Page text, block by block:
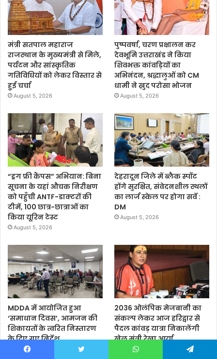
मंत्री सतपाल महाराज
राजस्थान के मुख्यमंत्री से मिले,
पर्यटन और सांस्कृतिक
गतिविधियों को लेकर विस्तार से
हुई चर्चा
August 5, 2026
पुष्पवर्षा, चरण प्रक्षालन कर
देवभूमि उत्तराखंड ने किया
शिवभक्त कांवड़ियों का
अभिनंदन, श्रद्धालुओं को CM
धामी ने ख़ुद परोसा भोजन
August 5, 2026
“ड्रग फ्री कैंपस” अभियान: बिना
सूचना के यहां औचक निरीक्षण
को पहुँची ANTF-डाक्टरों की
टीमें, 100 छात्र-छात्राओं का
किया यूरिन टेस्ट
August 5, 2026
देहरादून जिले में ब्लैक स्पॉट
होंगे सुरक्षित, संवेदनशील स्थलों
का लार्ज स्केल पर होगा सर्वे :
DM
August 5, 2026
MDDA में आयोजित हुआ
‘समाधान दिवस’, आमजन की
शिकायतों के त्वरित निस्तारण
के दिए गए निर्देश
August 4, 2026
2036 ओलंपिक मेजबानी का
संकल्प लेकर आज हरिद्वार से
पैदल कांवड़ यात्रा निकालेंगी
खेल मंत्री रेखा आर्या
August 4, 2026